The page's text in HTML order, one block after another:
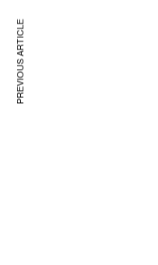
PREVIOUS ARTICLE